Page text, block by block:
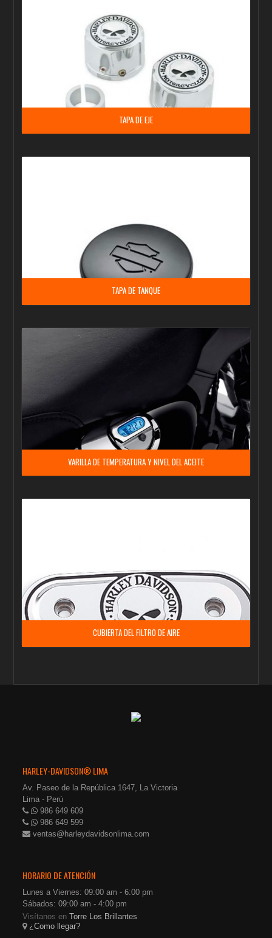
TAPA DE EJE
TAPA DE TANQUE
VARILLA DE TEMPERATURA Y NIVEL DEL ACEITE
CUBIERTA DEL FILTRO DE AIRE
HARLEY-DAVIDSON® LIMA
Av. Paseo de la República 1647, La Victoria
Lima - Perú
986 649 609
986 649 599
ventas@harleydavidsonlima.com
HORARIO DE ATENCIÓN
Lunes a Viernes: 09:00 am - 6:00 pm
Sábados: 09:00 am - 4:00 pm
Visítanos enTorre Los Brillantes
¿Como llegar?